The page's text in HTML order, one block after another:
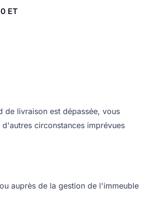
ET
livraison est dépassée, vous
circonstances imprévues
auprès de la gestion de l'immeuble